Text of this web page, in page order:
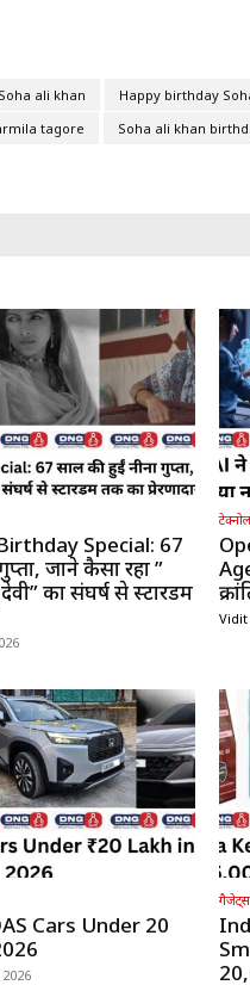
ali khan Happy birthday
tagore Soha ali khan
Special: 67
जाने कैसा रहा ”
का संघर्ष से स्टारडम
Vidit
Cars Under ₹20
गैजेट्स